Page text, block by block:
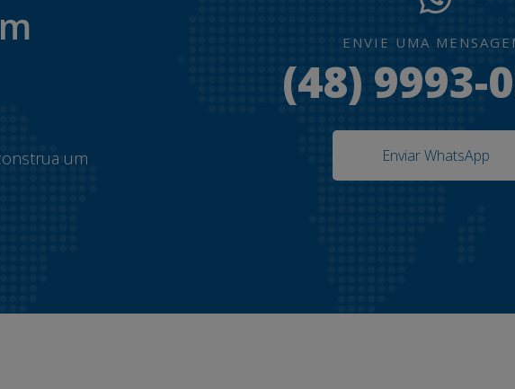
um
ENVIE UMA
(48) 9993-
Enviar WhatsApp